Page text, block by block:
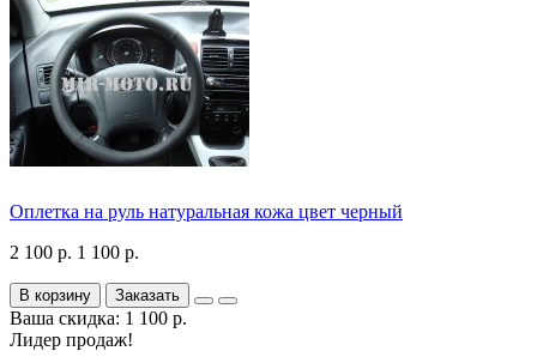
Оплетка на руль натуральная кожа цвет черный
2 100 р. 1 100 р.
В корзину Заказать
Ваша скидка: 1 100 р.
Лидер продаж!